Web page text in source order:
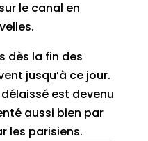
le canal en
dès la fin des
jusqu’à ce jour.
est devenu
aussi bien par
les parisiens.